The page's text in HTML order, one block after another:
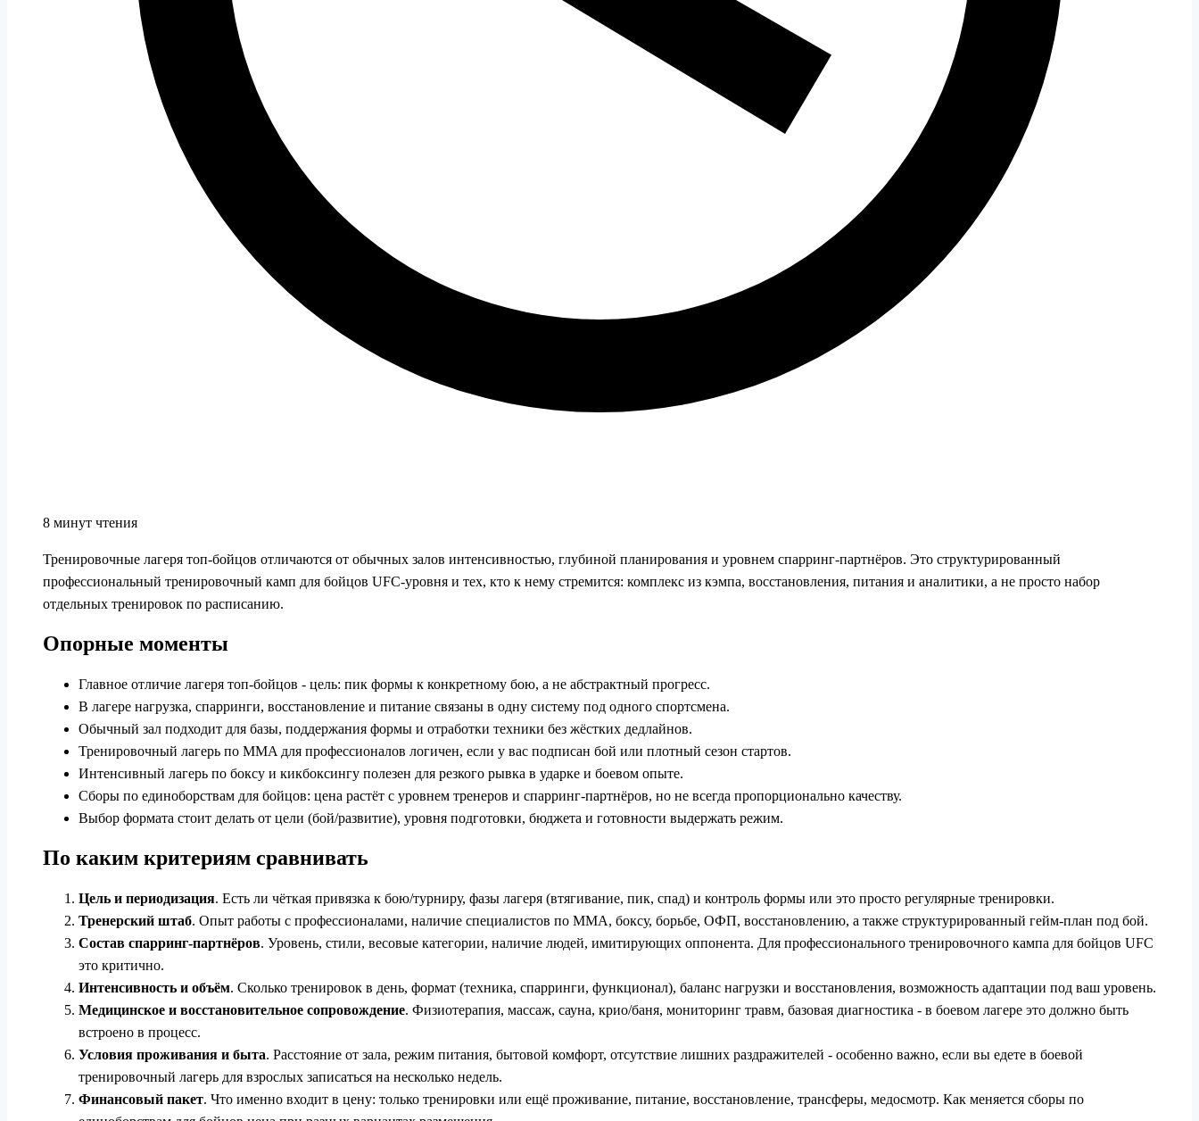
8 минут чтения
Тренировочные лагеря топ-бойцов отличаются от обычных залов интенсивностью, глубиной планирования и уровнем спарринг-партнёров. Это структурированный
профессиональный тренировочный камп для бойцов UFC‑уровня и тех, кто к нему стремится: комплекс из кэмпа, восстановления, питания и аналитики, а не просто набор
отдельных тренировок по расписанию.
Опорные моменты
Главное отличие лагеря топ-бойцов - цель: пик формы к конкретному бою, а не абстрактный прогресс.
В лагере нагрузка, спарринги, восстановление и питание связаны в одну систему под одного спортсмена.
Обычный зал подходит для базы, поддержания формы и отработки техники без жёстких дедлайнов.
Тренировочный лагерь по MMA для профессионалов логичен, если у вас подписан бой или плотный сезон стартов.
Интенсивный лагерь по боксу и кикбоксингу полезен для резкого рывка в ударке и боевом опыте.
Сборы по единоборствам для бойцов: цена растёт с уровнем тренеров и спарринг-партнёров, но не всегда пропорционально качеству.
Выбор формата стоит делать от цели (бой/развитие), уровня подготовки, бюджета и готовности выдержать режим.
По каким критериям сравнивать
Цель и периодизация. Есть ли чёткая привязка к бою/турниру, фазы лагеря (втягивание, пик, спад) и контроль формы или это просто регулярные тренировки.
Тренерский штаб. Опыт работы с профессионалами, наличие специалистов по ММА, боксу, борьбе, ОФП, восстановлению, а также структурированный гейм-план под бой.
Состав спарринг-партнёров. Уровень, стили, весовые категории, наличие людей, имитирующих оппонента. Для профессионального тренировочного кампа для бойцов UFC
это критично.
Интенсивность и объём. Сколько тренировок в день, формат (техника, спарринги, функционал), баланс нагрузки и восстановления, возможность адаптации под ваш уровень.
Медицинское и восстановительное сопровождение. Физиотерапия, массаж, сауна, крио/баня, мониторинг травм, базовая диагностика - в боевом лагере это должно быть
встроено в процесс.
Условия проживания и быта. Расстояние от зала, режим питания, бытовой комфорт, отсутствие лишних раздражителей - особенно важно, если вы едете в боевой
тренировочный лагерь для взрослых записаться на несколько недель.
Финансовый пакет. Что именно входит в цену: только тренировки или ещё проживание, питание, восстановление, трансферы, медосмотр. Как меняется сборы по